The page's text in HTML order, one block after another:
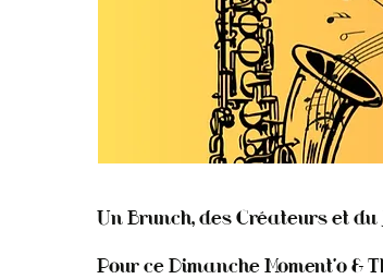
Un Brunch, des Créateurs et
Pour ce Dimanche Moment’o &